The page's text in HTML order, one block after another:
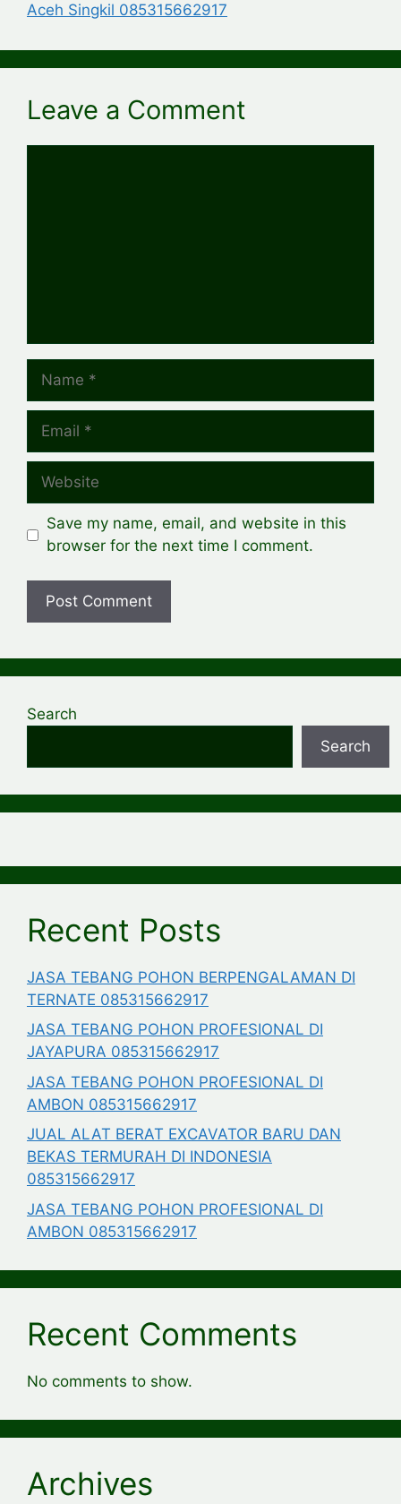
Aceh Singkil 085315662917
Leave a Comment
Name
Email
Website
Save my name, email, and website in this
browser for the next time I comment.
Search
Search
Recent Posts
JASA TEBANG POHON BERPENGALAMAN DI
TERNATE 085315662917
JASA TEBANG POHON PROFESIONAL DI
JAYAPURA 085315662917
JASA TEBANG POHON PROFESIONAL DI
AMBON 085315662917
JUAL ALAT BERAT EXCAVATOR BARU DAN
BEKAS TERMURAH DI INDONESIA
085315662917
JASA TEBANG POHON PROFESIONAL DI
AMBON 085315662917
Recent Comments
No comments to show.
Archives